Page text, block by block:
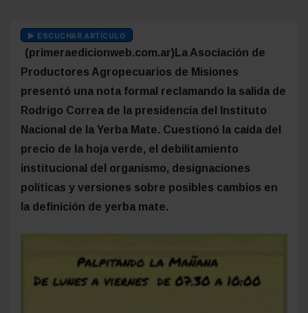
ESCUCHAR ARTÍCULO
(primeraedicionweb.com.ar)La Asociación de
Productores Agropecuarios de Misiones
presentó una nota formal reclamando la salida de
Rodrigo Correa de la presidencia del Instituto
Nacional de la Yerba Mate. Cuestionó la caída del
precio de la hoja verde, el debilitamiento
institucional del organismo, designaciones
políticas y versiones sobre posibles cambios en
la definición de yerba mate.